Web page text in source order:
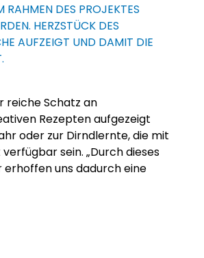
RAHMEN DES PROJEKTES
HERZSTÜCK DES
AUFZEIGT UND DAMIT DIE
reiche Schatz an
Rezepten aufgezeigt
oder zur Dirndlernte, die mit
sein. „Durch dieses
uns dadurch eine